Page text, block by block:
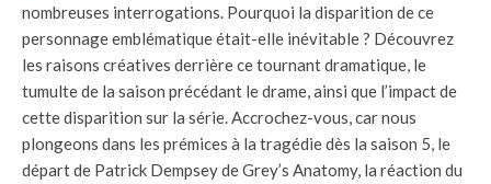
nombreuses interrogations. Pourquoi la disparition de ce
personnage emblématique était-elle inévitable ? Découvrez
les raisons créatives derrière ce tournant dramatique, le
tumulte de la saison précédant le drame, ainsi que l’impact de
cette disparition sur la série. Accrochez-vous, car nous
plongeons dans les prémices à la tragédie dès la saison 5, le
départ de Patrick Dempsey de Grey’s Anatomy, la réaction du